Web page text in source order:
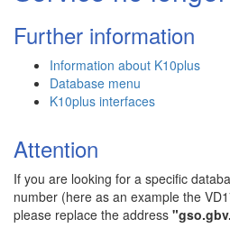
Further information
Information about K10plus
Database menu
K10plus interfaces
Attention
If you are looking for a specific
number (here as an example the
please replace the address